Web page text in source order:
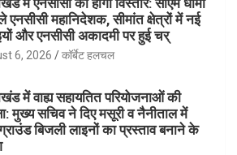
एनसीसी महानिदेशक, सीमांत क्षेत्रों में नई
और एनसीसी अकादमी पर हुई चर्
6, 2026 कॉर्बेट हलचल
में वाह्य सहायतित परियोजनाओं की
मुख्य सचिव ने दिए मसूरी व नैनीताल में
बिजली लाइनों का प्रस्ताव बनाने के